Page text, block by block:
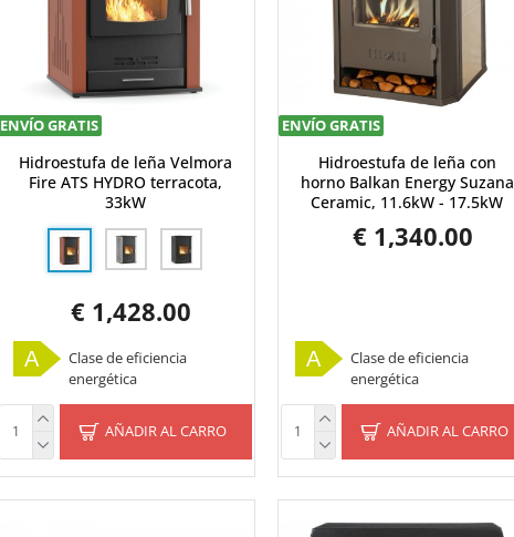
ENVÍO GRATIS
Hidroestufa de leña Velmora
Fire ATS HYDRO terracota,
33kW
€ 1,428.00
A
Clase de eficiencia
energética
AÑADIR AL CARRO
ENVÍO GRATIS
Hidroestufa de leña con
horno Balkan Energy Suzana
Ceramic, 11.6kW - 17.5kW
€ 1,340.00
A
Clase de eficiencia
energética
AÑADIR AL CARRO